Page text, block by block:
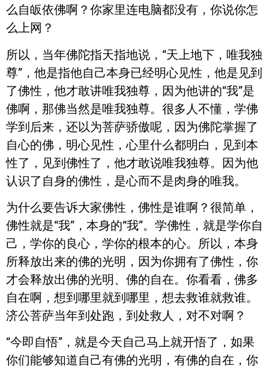
么自皈依佛啊？你家里连电脑都没有，你说你怎
么上网？
所以，当年佛陀指天指地说，“天上地下，唯我独
尊”，他是指他自己本身已经明心见性，他是见到
了佛性，他才敢讲唯我独尊，因为他讲的“我”是
佛啊，那佛当然是唯我独尊。很多人不懂，学佛
学到后来，还以为菩萨骄傲呢，因为佛陀掌握了
自心的佛，明心见性，心里什么都明白，见到本
性了，见到佛性了，他才敢说唯我独尊。因为他
认识了自身的佛性，是心而不是肉身的唯我。
为什么要告诉大家佛性，佛性是谁啊？很简单，
佛性就是“我”，本身的“我”。学佛性，就是学你自
己，学你的良心，学你的根本的心。所以，本身
所释放出来的佛的光明，因为你拥有了佛性，你
才会释放出佛的光明、佛的自在。你看看，佛多
自在啊，想到哪里就到哪里，想去救谁就救谁。
济公菩萨当年到处跑，到处救人，对不对啊？
“今即自悟”，就是今天自己马上就开悟了，如果
你们能够知道自己有佛的光明，有佛的自在，你